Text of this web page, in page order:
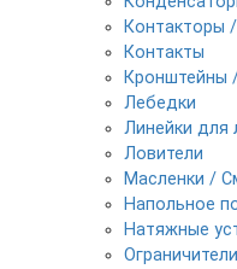
Контакторы
Контакты
Кронштейны
Лебедки
Линейки для
Ловители
Масленки /
Напольное
Натяжные